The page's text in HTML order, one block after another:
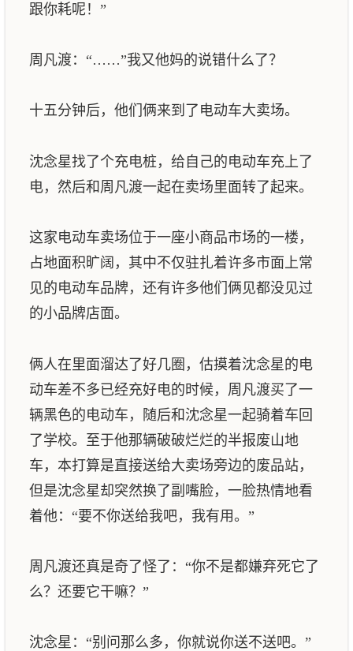
跟你耗呢！”
周凡渡：“……”我又他妈的说错什么了？
十五分钟后，他们俩来到了电动车大卖场。
沈念星找了个充电桩，给自己的电动车充上了
电，然后和周凡渡一起在卖场里面转了起来。
这家电动车卖场位于一座小商品市场的一楼，
占地面积旷阔，其中不仅驻扎着许多市面上常
见的电动车品牌，还有许多他们俩见都没见过
的小品牌店面。
俩人在里面溜达了好几圈，估摸着沈念星的电
动车差不多已经充好电的时候，周凡渡买了一
辆黑色的电动车，随后和沈念星一起骑着车回
了学校。至于他那辆破破烂烂的半报废山地
车，本打算是直接送给大卖场旁边的废品站，
但是沈念星却突然换了副嘴脸，一脸热情地看
着他：“要不你送给我吧，我有用。”
周凡渡还真是奇了怪了：“你不是都嫌弃死它了
么？还要它干嘛？”
沈念星：“别问那么多，你就说你送不送吧。”